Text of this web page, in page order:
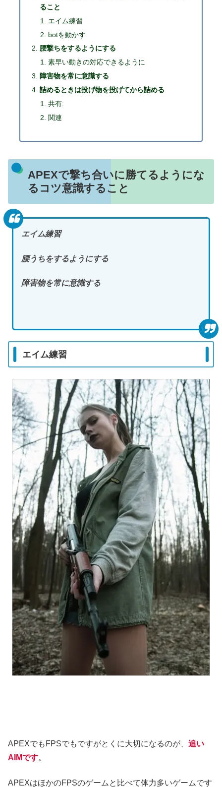
ること
エイム練習
botを動かす
腰撃ちをするようにする
素早い動きの対応できるように
障害物を常に意識する
詰めるときは投げ物を投げてから詰める
共有:
関連
APEXで撃ち合いに勝てるようにな
るコツ意識すること
エイム練習
腰うちをするようにする
障害物を常に意識する
エイム練習
APEXでもFPSでもですがとくに大切になるのが、 追い
AIMです。
APEXはほかのFPSのゲームと比べて体力多いゲームです